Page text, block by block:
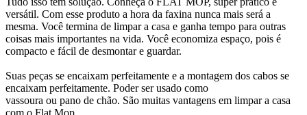
versátil. Com esse produto a hora da faxina nunca mais será a
mesma. Você termina de limpar a casa e ganha tempo para outras
coisas mais importantes na vida. Você economiza espaço, pois é
compacto e fácil de desmontar e guardar.
Suas peças se encaixam perfeitamente e a montagem dos cabos se
encaixam perfeitamente. Poder ser usado como
vassoura ou pano de chão. São muitas vantagens em limpar a casa
com o Flat Mop.